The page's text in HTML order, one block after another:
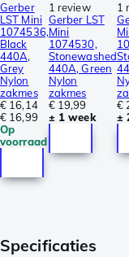
Gerber
LST Mini
1074536,
Black
440A,
Grey
Nylon
zakmes
€ 16,14
€ 16,99
Op
voorraad
1 review
Gerber LST
Mini
1074530,
Stonewashed
440A, Green
Nylon
zakmes
€ 19,99
± 1 week
1
€
±
Specificaties